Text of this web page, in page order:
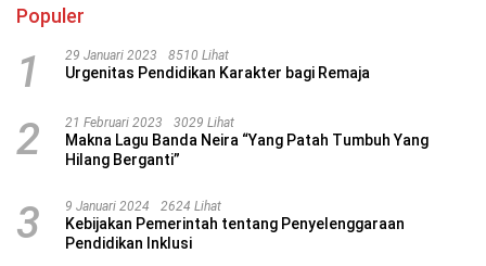
Populer
1 29 Januari 2023 8510 Lihat
Urgenitas Pendidikan Karakter bagi Remaja
2 21 Februari 2023 3029 Lihat
Makna Lagu Banda Neira “Yang Patah Tumbuh Yang
Hilang Berganti”
3 9 Januari 2024 2624 Lihat
Kebijakan Pemerintah tentang Penyelenggaraan
Pendidikan Inklusi